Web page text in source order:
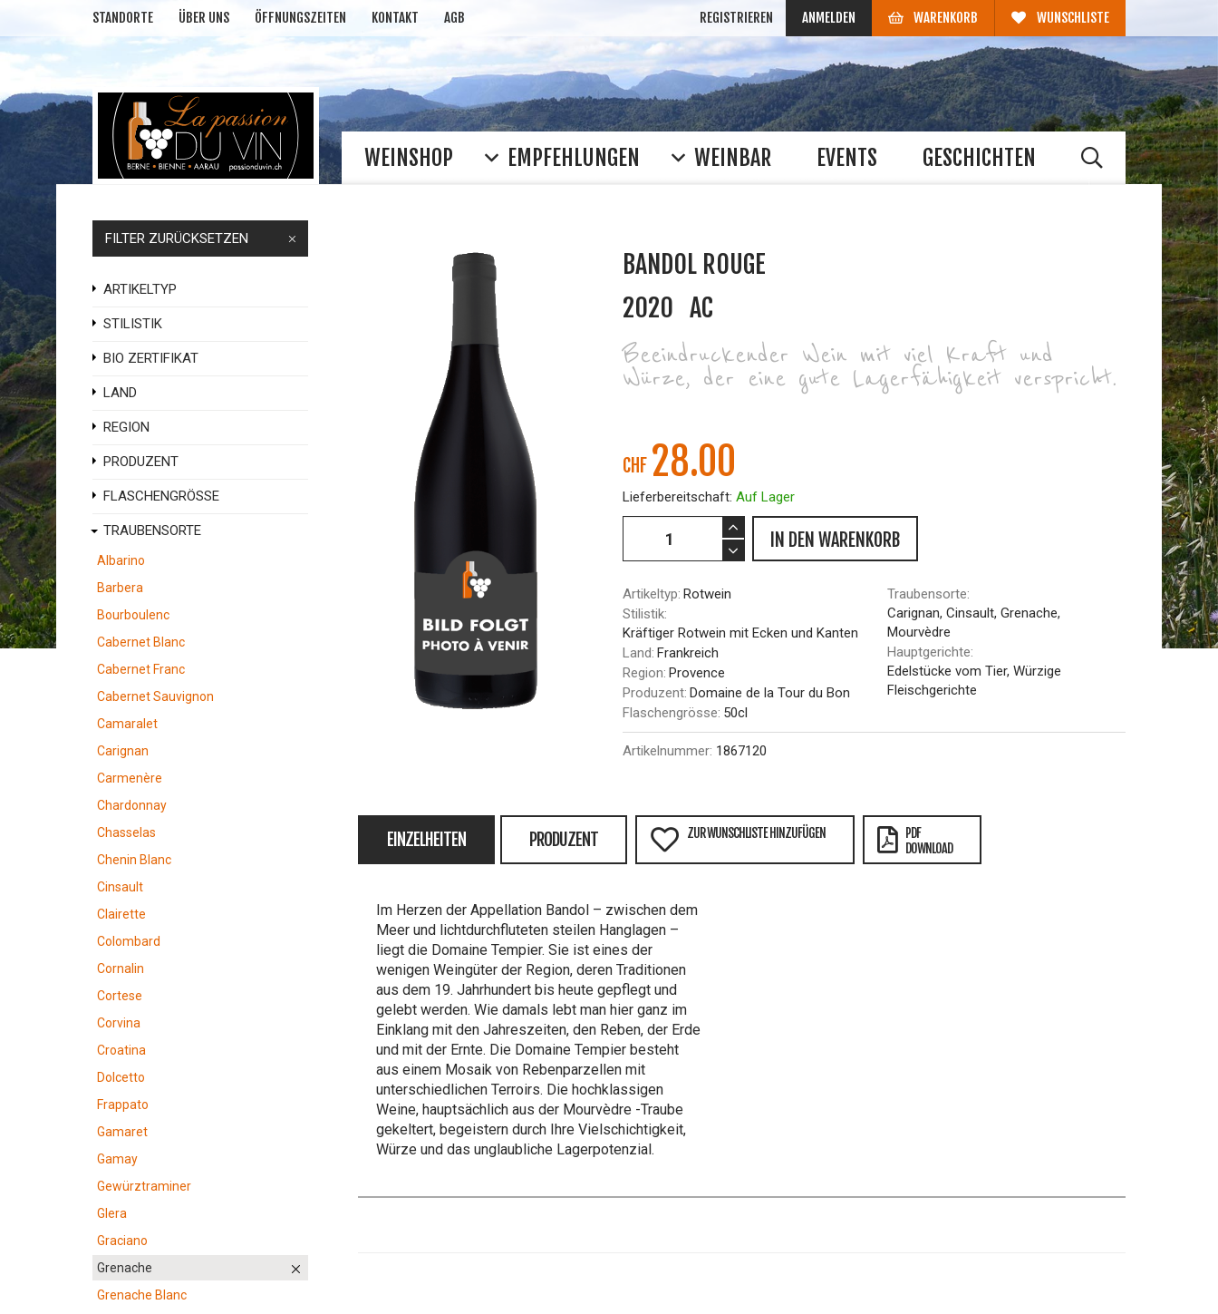
STANDORTE ÜBER UNS ÖFFNUNGSZEITEN KONTAKT AGB REGISTRIEREN ANMELDEN WARENKORB WUNSCHLISTE
WEINSHOP EMPFEHLUNGEN WEINBAR EVENTS GESCHICHTEN
FILTER ZURÜCKSETZEN
ARTIKELTYP
STILISTIK
BIO ZERTIFIKAT
LAND
REGION
PRODUZENT
FLASCHENGRÖSSE
TRAUBENSORTE
Albarino
Barbera
Bourboulenc
Cabernet Blanc
Cabernet Franc
Cabernet Sauvignon
Camaralet
Carignan
Carmenère
Chardonnay
Chasselas
Chenin Blanc
Cinsault
Clairette
Colombard
Cornalin
Cortese
Corvina
Croatina
Dolcetto
Frappato
Gamaret
Gamay
Gewürztraminer
Glera
Graciano
Grenache
Grenache Blanc
BANDOL ROUGE
2020 AC
Beeindruckender Wein mit viel Kraft und
Würze, der eine gute Lagerfähigkeit verspricht.
CHF 28.00
Lieferbereitschaft: Auf Lager
IN DEN WARENKORB
Artikeltyp: Rotwein
Stilistik:
Kräftiger Rotwein mit Ecken und Kanten
Land: Frankreich
Region: Provence
Produzent: Domaine de la Tour du Bon
Flaschengrösse: 50cl
Traubensorte:
Carignan, Cinsault, Grenache,
Mourvèdre
Hauptgerichte:
Edelstücke vom Tier, Würzige
Fleischgerichte
Artikelnummer: 1867120
EINZELHEITEN PRODUZENT ZUR WUNSCHLISTE HINZUFÜGEN
PDF
DOWNLOAD
Im Herzen der Appellation Bandol – zwischen dem
Meer und lichtdurchfluteten steilen Hanglagen –
liegt die Domaine Tempier. Sie ist eines der
wenigen Weingüter der Region, deren Traditionen
aus dem 19. Jahrhundert bis heute gepflegt und
gelebt werden. Wie damals lebt man hier ganz im
Einklang mit den Jahreszeiten, den Reben, der Erde
und mit der Ernte. Die Domaine Tempier besteht
aus einem Mosaik von Rebenparzellen mit
unterschiedlichen Terroirs. Die hochklassigen
Weine, hauptsächlich aus der Mourvèdre -Traube
gekeltert, begeistern durch Ihre Vielschichtigkeit,
Würze und das unglaubliche Lagerpotenzial.